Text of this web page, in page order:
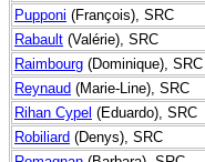
Pupponi (François), SRC
Rabault (Valérie), SRC
Raimbourg (Dominique), SRC
Reynaud (Marie-Line), SRC
Rihan Cypel (Eduardo), SRC
Robiliard (Denys), SRC